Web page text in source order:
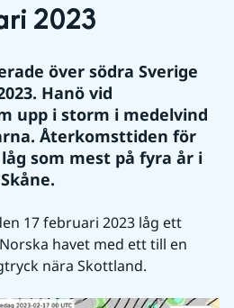
2023
över södra Sverige
Hanö vid
upp i storm i medelvind
Återkomsttiden för
som mest på fyra år i
17 februari 2023 låg ett
havet med ett till en
nära Skottland.